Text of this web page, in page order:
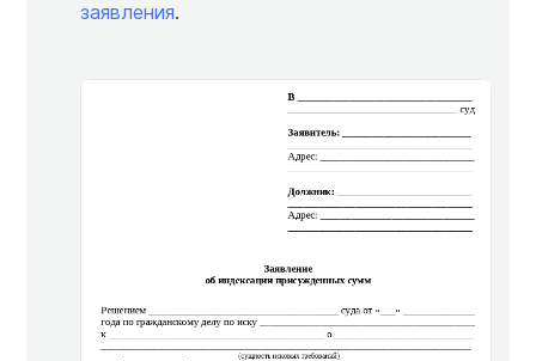
заявления.